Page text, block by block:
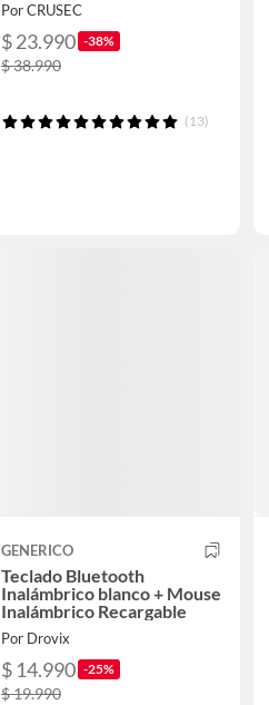
Por CRUSEC
$ 23.990 -38%
$ 38.990
(13)
GENERICO
Teclado Bluetooth
Inalámbrico blanco + Mouse
Inalámbrico Recargable
Por Drovix
$ 14.990 -25%
$ 19.990